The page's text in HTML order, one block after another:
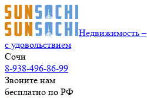
Недвижимость –
с удовольствием
Сочи
8-938-496-86-99
Звоните нам
бесплатно по РФ